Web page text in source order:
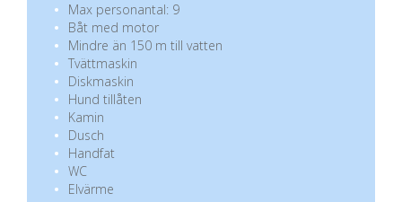
Max personantal: 9
Båt med motor
Mindre än 150 m till vatten
Tvättmaskin
Diskmaskin
Hund tillåten
Kamin
Dusch
Handfat
WC
Elvärme